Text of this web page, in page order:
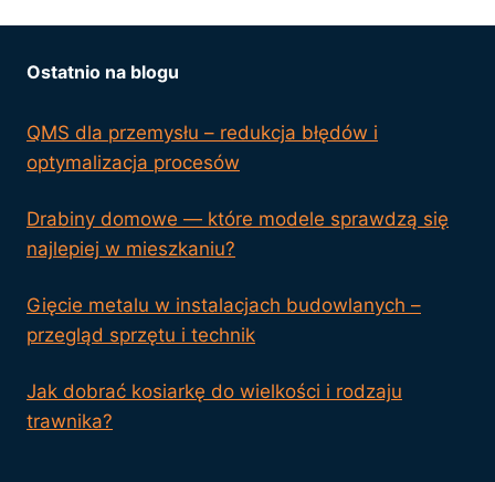
Ostatnio na blogu
QMS dla przemysłu – redukcja błędów i
optymalizacja procesów
Drabiny domowe — które modele sprawdzą się
najlepiej w mieszkaniu?
Gięcie metalu w instalacjach budowlanych –
przegląd sprzętu i technik
Jak dobrać kosiarkę do wielkości i rodzaju
trawnika?